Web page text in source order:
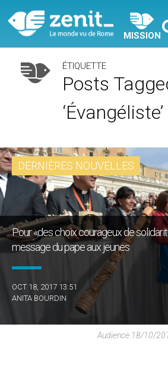
MISSION
ÉTIQUETTE
Posts
‘évangéliste’
DERNIÈRES NOUVELLES
Pour «des choix courageux de
message du pape aux jeunes
OCT 18, 2017 13:51
ANITA BOURDIN
Audience 18/10/